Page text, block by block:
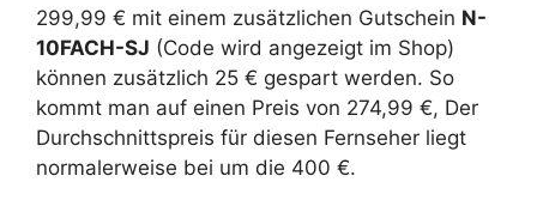
299,99 € mit einem zusätzlichen Gutschein N-
10FACH-SJ (Code wird angezeigt im Shop)
können zusätzlich 25 € gespart werden. So
kommt man auf einen Preis von 274,99 €, Der
Durchschnittspreis für diesen Fernseher liegt
normalerweise bei um die 400 €.